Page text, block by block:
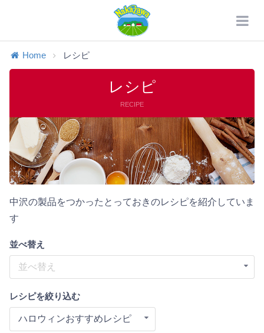
Home レシピ
レシピ
RECIPE
中沢の製品をつかったとっておきのレシピを紹介していま
す
並べ替え
並べ替え
レシピを絞り込む
ハロウィンおすすめレシピ